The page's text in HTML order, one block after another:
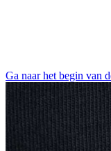
Ga naar het begin van